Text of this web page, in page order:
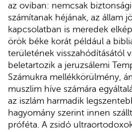
az oviban: nemcsak
számítanak héjának, az állam
kapcsolatban is meredek
örök béke korát például a
területének visszahódításától
beletartozik a jeruzsálemi
Számukra mellékkörülmény,
muszlim híve számára
az iszlám harmadik
hagyomány szerint innen
próféta. A zsidó